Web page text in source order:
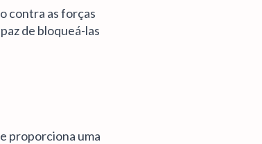
contra as forças
de bloqueá-las
proporciona uma